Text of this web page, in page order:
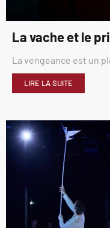
La vache et le
La vengeance est un
LIRE LA SUITE